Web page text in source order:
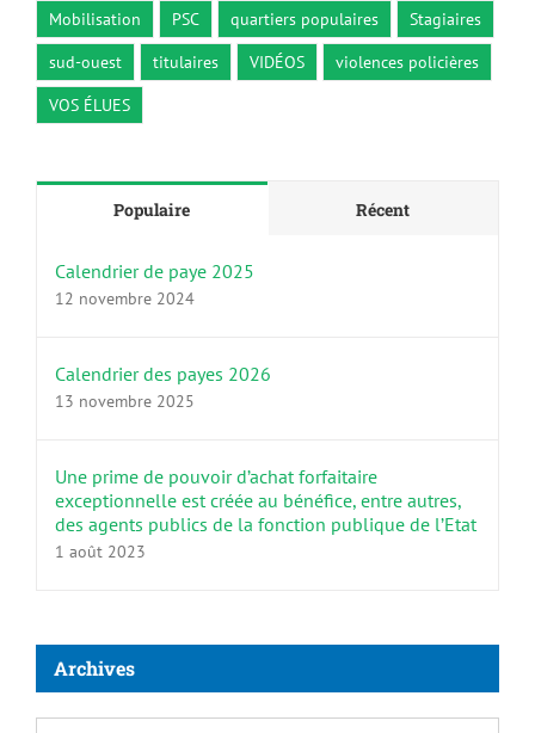
Mobilisation
PSC quartiers populaires
Stagiaires
sud-ouest
titulaires VIDÉOS
violences policières
VOS ÉLUES
Populaire Récent
Calendrier de paye 2025
12 novembre 2024
Calendrier des payes 2026
13 novembre 2025
Une prime de pouvoir d’achat forfaitaire
exceptionnelle est créée au bénéfice, entre autres,
des agents publics de la fonction publique de l’Etat
1 août 2023
Archives